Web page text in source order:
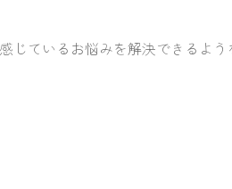
じているお悩みを解決できるよう